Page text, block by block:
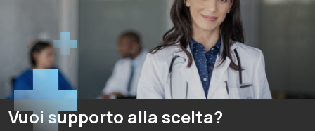
Vuoi supporto alla scelta?